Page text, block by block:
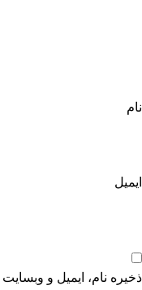
نام
ایمیل
ذخیره نام، ایمیل و